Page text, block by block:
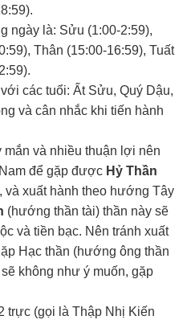
ngày là: Sửu (1:00-2:59),
Thân (15:00-16:59), Tuất
các tuổi: Ất Sửu, Quý Dậu,
và cân nhắc khi tiến hành
và nhiều thuận lợi nên
để gặp được Hỷ Thần
và xuất hành theo hướng Tây
(hướng thần tài) thần này sẽ
và tiền bạc. Nên tránh xuất
Hạc thần (hướng ông thần
không như ý muốn, gặp
trực (gọi là Thập Nhị Kiến